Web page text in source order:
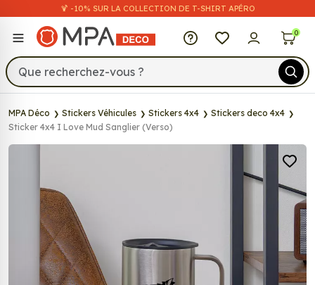
🍹 -10% SUR LA COLLECTION DE T-SHIRT APÉRO
MPA Déco 0
MPA Déco Stickers Véhicules Stickers 4x4
Stickers deco 4x4
Sticker 4x4 I Love Mud Sanglier (Verso)